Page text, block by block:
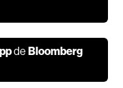
deBloomberg